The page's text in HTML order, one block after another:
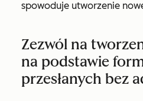
spowoduje utworzenie
Zezwól na
na podstawie
przesłanych bez